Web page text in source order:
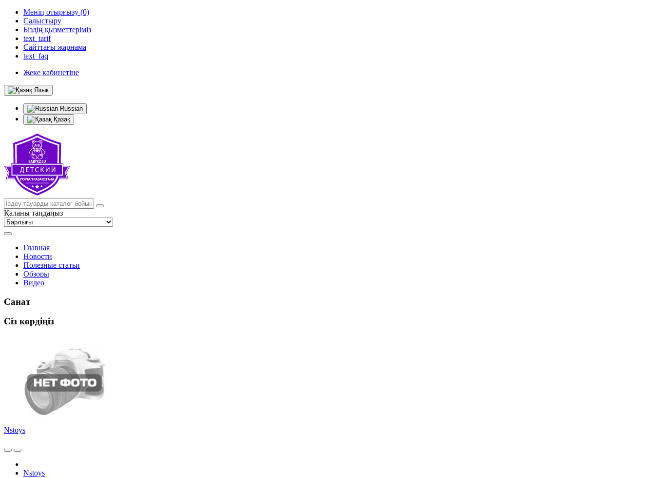
Менің отырғызу (0)
Салыстыру
Біздің қызметтеріміз
text_tarif
Сайттағы жарнама
text_faq
Жеке кабинетіне
Язык
Russian
Қазақ
Қаланы таңдаңыз
Главная
Новости
Полезные статьи
Обзоры
Видео
Санат
Сіз көрдіңіз
Nstoys
Nstoys